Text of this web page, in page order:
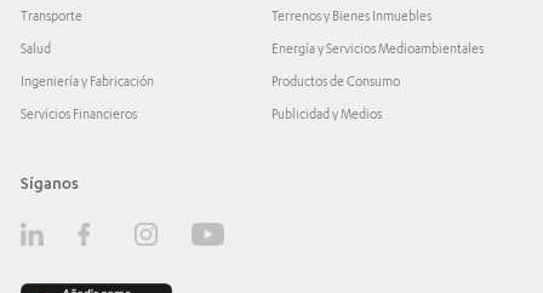
Transporte
Salud
Ingeniería y Fabricación
Servicios Financieros
Terrenos y Bienes Inmuebles
Energía y Servicios Medioambientales
Productos de Consumo
Publicidad y Medios
Síganos